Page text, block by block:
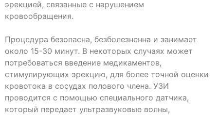
эрекцией, связанные с нарушением
кровообращения.
Процедура безопасна, безболезненна и занимает
около 15-30 минут. В некоторых случаях может
потребоваться введение медикаментов,
стимулирующих эрекцию, для более точной оценки
кровотока в сосудах полового члена. УЗИ
проводится с помощью специального датчика,
который передает ультразвуковые волны,